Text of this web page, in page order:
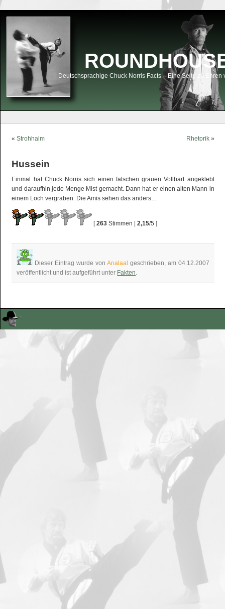
Deutschsprachige Chuck Norris Facts – Eine Seite zu
«Strohhalm Rhetorik»
Hussein
Einmal hat Chuck Norris sich einen falschen grauen Vollbart angeklebt
und daraufhin jede Menge Mist gemacht. Dann hat er einen alten Mann in
einem Loch vergraben. Die Amis sehen das anders…
[263 Stimmen |2,15/5 ]
Dieser Eintrag wurde von Analaal geschrieben, am 04.12.2007
veröffentlicht und ist aufgeführt unter Fakten.